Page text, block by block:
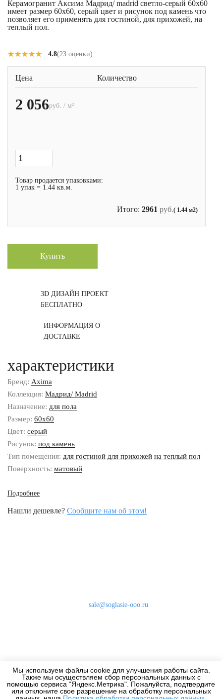
Керамогранит Аксима Мадрид/ madrid светло-серый 60x60
имеет размер 60x60, серый цвет и рисунок под камень что
позволяет его применять для гостиной, для прихожей, на
теплый пол.
★★★★★
★★★★★ 4.8(23 оценки)
Цена Количество
2 056руб. / м²
Товар продается упаковками:
1 упак = 1.44 кв.м.
Итого: 2961 руб.( 1.44 м2)
Купить
3D ДИЗАЙН ПРОЕКТ
БЕСПЛАТНО
ИНФОРМАЦИЯ О
ДОСТАВКЕ
характеристики
Бренд: Axima
Коллекция: Мадрид/ Madrid
Назначение: для пола
Размер: 60x60
Цвет: серый
Рисунок: под камень
Тип помещения: для гостиной для прихожей на теплый пол
Поверхность: матовый
Подробнее
Нашли дешевле? Сообщите нам об этом!
Мы используем файлы cookie для улучшения работы сайта.
Также мы осуществляем сбор персональных данных с
помощью сервиса “Яндекс.Метрика". Пожалуйста, подтвердите
или отклоните свое разрешение на обработку персональных
sale@soglasie-ooo.ru
Дизайнерам